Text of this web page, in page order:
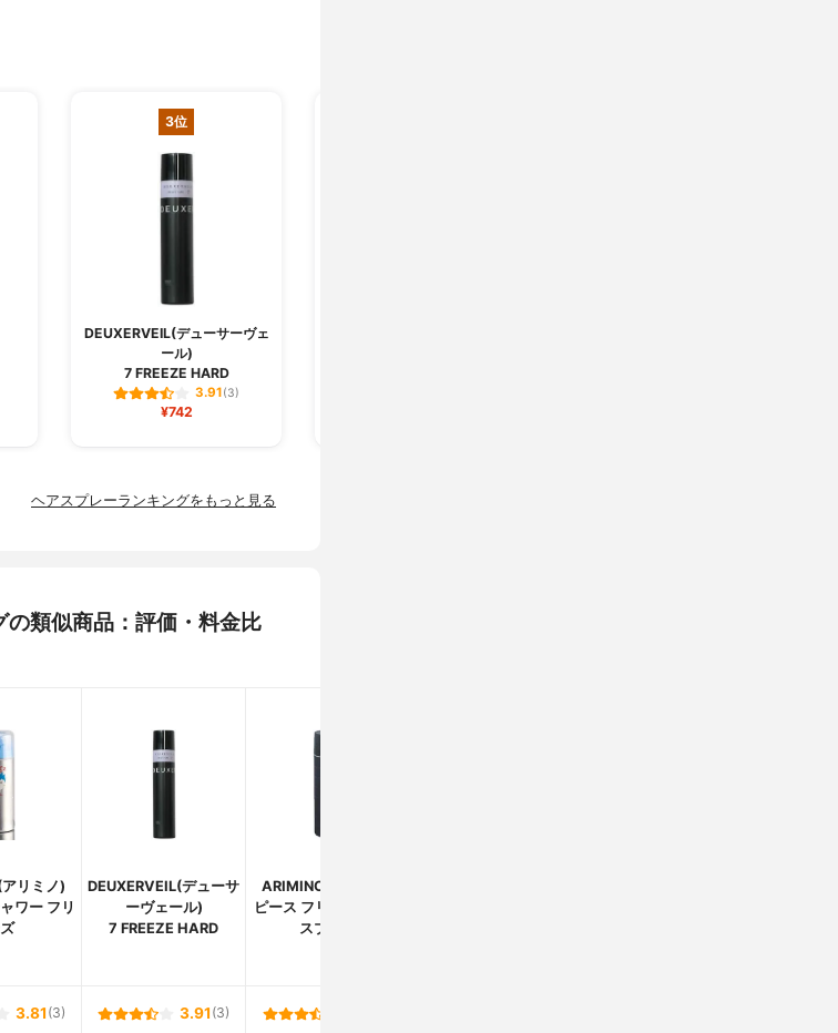
3位
DEUXERVEIL(デューサーヴェ
ール)
7 FREEZE HARD
3.91(3)
¥742
ヘアスプレーランキングをもっと見る
類似商品：評価・料金比
リミノ)
ワー フリ
DEUXERVEIL(デューサ
ーヴェール)
7 FREEZE HARD
ARIMINO(アリミノ)
ピース フリーズキープ
スプレー
3.81 (3) 3.91 (3)